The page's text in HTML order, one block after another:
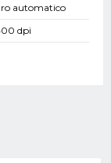
automatico
dpi